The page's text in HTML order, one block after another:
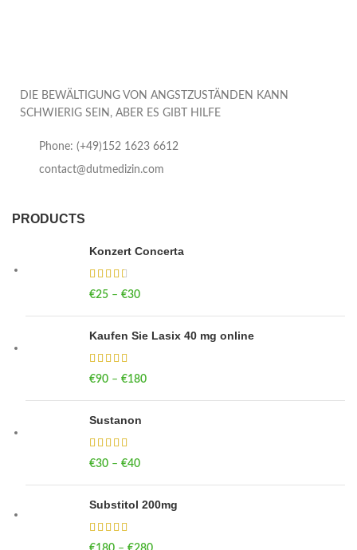
DIE BEWÄLTIGUNG VON ANGSTZUSTÄNDEN KANN
SCHWIERIG SEIN, ABER ES GIBT HILFE
Phone: (+49)152 1623 6612
contact@dutmedizin.com
PRODUCTS
Konzert Concerta
€25 – €30
Kaufen Sie Lasix 40 mg online
€90 – €180
Sustanon
€30 – €40
Substitol 200mg